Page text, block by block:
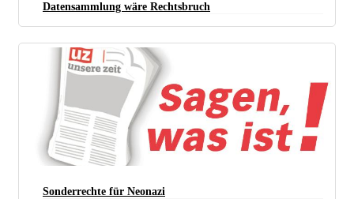
Datensammlung wäre Rechtsbruch
Sonderrechte für Neonazi